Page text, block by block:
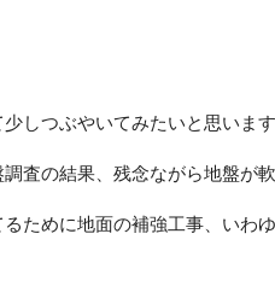
しつぶやいてみたいと思います
査の結果、残念ながら地盤が
ために地面の補強工事、いわ